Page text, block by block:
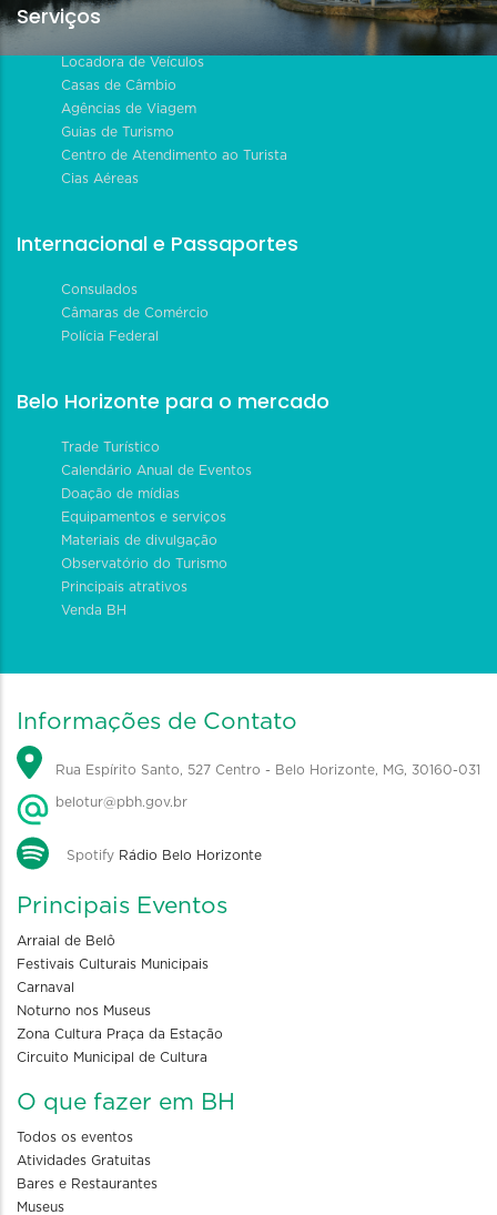
Serviços
Locadora de Veículos
Casas de Câmbio
Agências de Viagem
Guias de Turismo
Centro de Atendimento ao Turista
Cias Aéreas
Internacional e Passaportes
Consulados
Câmaras de Comércio
Polícia Federal
Belo Horizonte para o mercado
Trade Turístico
Calendário Anual de Eventos
Doação de mídias
Equipamentos e serviços
Materiais de divulgação
Observatório do Turismo
Principais atrativos
Venda BH
Informações de Contato
Rua Espírito Santo, 527 Centro - Belo Horizonte, MG, 30160-031
belotur@pbh.gov.br
Spotify Rádio Belo Horizonte
Principais Eventos
Arraial de Belô
Festivais Culturais Municipais
Carnaval
Noturno nos Museus
Zona Cultura Praça da Estação
Circuito Municipal de Cultura
O que fazer em BH
Todos os eventos
Atividades Gratuitas
Bares e Restaurantes
Museus